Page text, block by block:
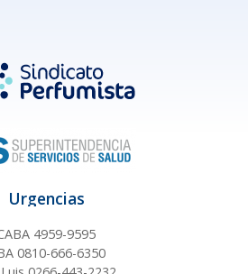
Urgencias
4959-9595
0810-666-6350